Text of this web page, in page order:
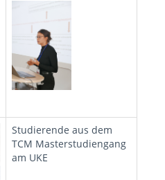
Studierende aus dem
TCM Masterstudiengang
am UKE